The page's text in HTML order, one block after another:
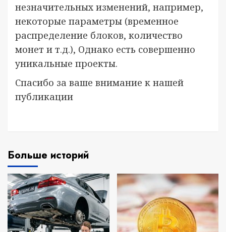
незначительных изменений, например,
некоторые параметры (временное
распределение блоков, количество
монет и т.д.), Однако есть совершенно
уникальные проекты.
Спасибо за ваше внимание к нашей
публикации
Больше историй